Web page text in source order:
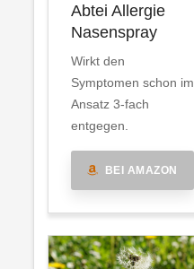
Abtei Allergie
Nasenspray
Wirkt den
Symptomen schon im
Ansatz 3-fach
entgegen.
BEI AMAZON